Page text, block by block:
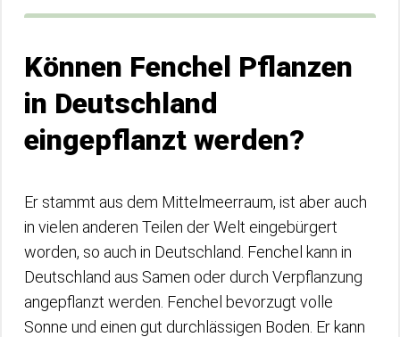
Können Fenchel Pflanzen
in Deutschland
eingepflanzt werden?
Er stammt aus dem Mittelmeerraum, ist aber auch
in vielen anderen Teilen der Welt eingebürgert
worden, so auch in Deutschland. Fenchel kann in
Deutschland aus Samen oder durch Verpflanzung
angepflanzt werden. Fenchel bevorzugt volle
Sonne und einen gut durchlässigen Boden. Er kann